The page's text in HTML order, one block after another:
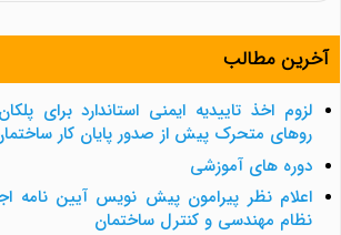
آخرین مطالب
لزوم اخذ تاییدیه ایمنی استاندارد برای
روهای متحرک پیش از صدور پایان کار
دوره های آموزشی
نظام مهندسی و کنترل ساختمان